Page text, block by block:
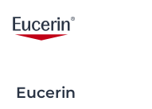
Eucerin